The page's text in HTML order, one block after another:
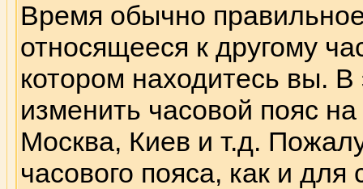
Время обычно
относящееся к другому
котором находитесь вы.
изменить часовой пояс
Москва, Киев и т.д.
часового пояса, как и